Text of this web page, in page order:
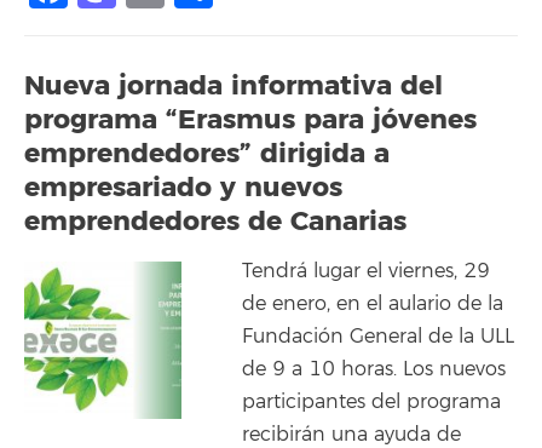
Nueva jornada informativa del
programa “Erasmus para jóvenes
emprendedores” dirigida a
empresariado y nuevos
emprendedores de Canarias
Tendrá lugar el viernes, 29
de enero, en el aulario de la
Fundación General de la ULL
de 9 a 10 horas. Los nuevos
participantes del programa
recibirán una ayuda de